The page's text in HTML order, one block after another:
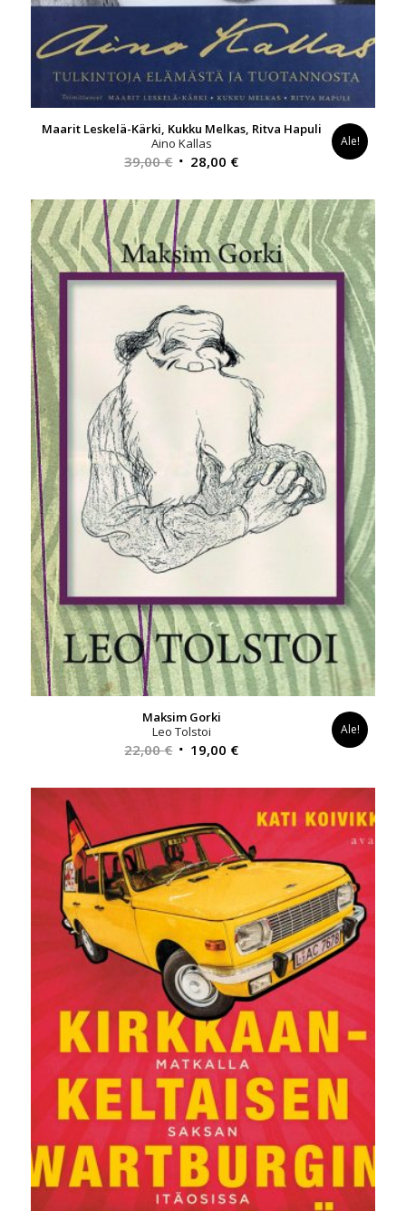
Maarit Leskelä-Kärki, Kukku Melkas, Ritva Hapuli
Aino Kallas
39,00€ Alkuperäinen
oli:
39,00 €.
28,00 €Nykyinen
on:
28,00 €.
Ale!
Maksim Gorki
Leo Tolstoi
22,00€ Alkuperäinen
oli:
19,00 €Nykyinen
on:
19,00 €.
Ale!